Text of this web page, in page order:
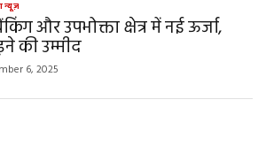
न्यूज़
और उपभोक्ता क्षेत्र में नई ऊर्जा,
की उम्मीद
6, 2025